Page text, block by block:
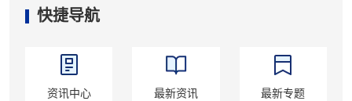
快捷导航
资讯中心 最新资讯 最新专题